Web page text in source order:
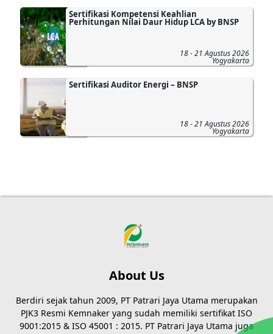
Sertifikasi Kompetensi Keahlian
Perhitungan Nilai Daur Hidup LCA by BNSP
18 - 21 Agustus 2026
Yogyakarta
Sertifikasi Auditor Energi – BNSP
18 - 21 Agustus 2026
Yogyakarta
About Us
Berdiri sejak tahun 2009, PT Patrari Jaya Utama merupakan
PJK3 Resmi Kemnaker yang sudah memiliki sertifikat ISO
9001:2015 & ISO 45001 : 2015. PT Patrari Jaya Utama juga